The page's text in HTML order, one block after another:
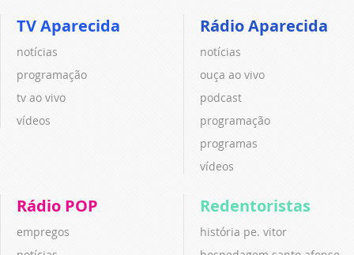
TV Aparecida
notícias
programação
tv ao vivo
vídeos
Rádio Aparecida
notícias
ouça ao vivo
podcast
programação
programas
vídeos
Rádio POP
empregos
Redentoristas
história pe. vitor